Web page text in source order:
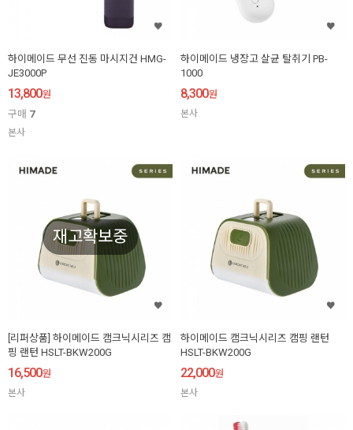
하이메이드 무선 진동 마시지건 HMG-
JE3000P
13,800원
구매 7
본사
하이메이드 냉장고 살균 탈취기 PB-
1000
8,300원
본사
재고확보중
[리퍼상품] 하이메이드 캠크닉시리즈 캠
핑 랜턴 HSLT-BKW200G
16,500원
본사
하이메이드 캠크닉시리즈 캠핑 랜턴
HSLT-BKW200G
22,000원
본사